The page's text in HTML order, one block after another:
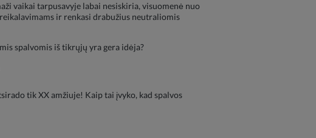
vaikai tarpusavyje labai nesiskiria, visuomenė nuo
ir renkasi drabužius neutraliomis
spalvomis iš tikrųjų yra gera idėja?
tik XX amžiuje! Kaip tai įvyko, kad spalvos